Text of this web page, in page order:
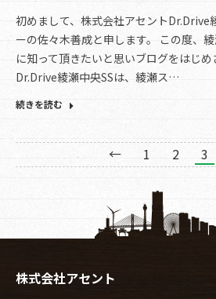
初めまして、株式会社アセントDr.Drive
ーの佐々木善成と申します。 この度、
に知って頂きたいと思いブログをはじめ
Dr.Drive綾瀬中央SSは、綾瀬ス…
続きを読む
← 1 2 3
株式会社アセント